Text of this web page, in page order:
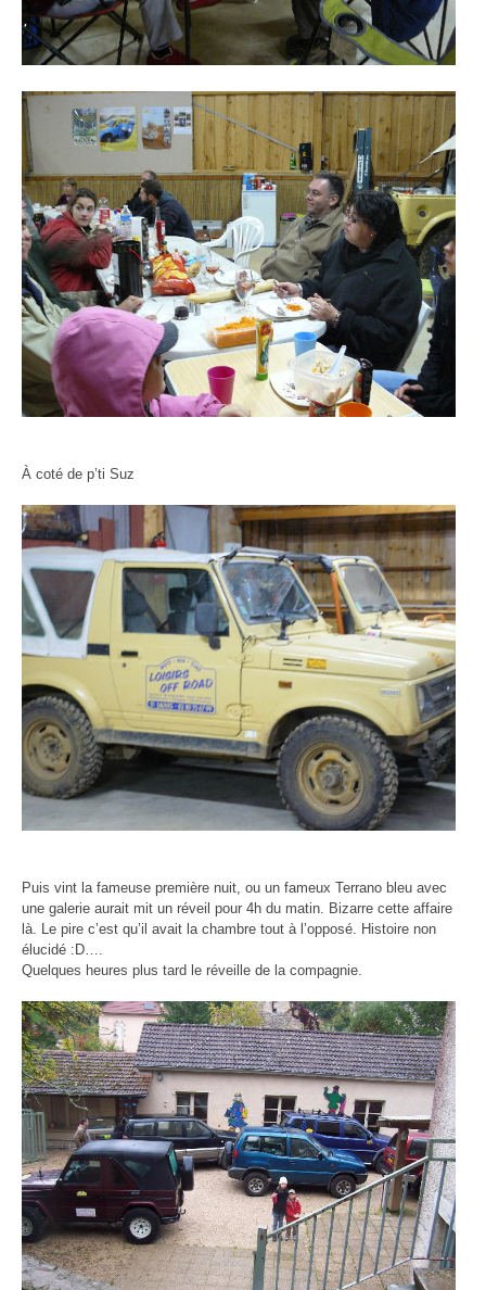
À coté de p’ti Suz
Puis vint la fameuse première nuit, ou un fameux Terrano bleu avec
une galerie aurait mit un réveil pour 4h du matin. Bizarre cette affaire
là. Le pire c’est qu’il avait la chambre tout à l’opposé. Histoire non
élucidé :D….
Quelques heures plus tard le réveille de la compagnie.